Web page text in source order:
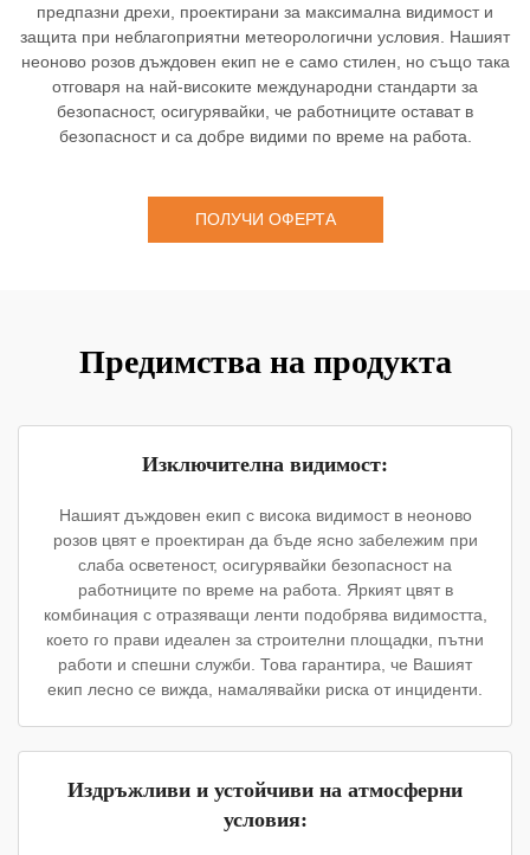
предпазни дрехи, проектирани за максимална видимост и
защита при неблагоприятни метеорологични условия. Нашият
неоново розов дъждовен екип не е само стилен, но също така
отговаря на най-високите международни стандарти за
безопасност, осигурявайки, че работниците остават в
безопасност и са добре видими по време на работа.
ПОЛУЧИ ОФЕРТА
Предимства на продукта
Изключителна видимост:
Нашият дъждовен екип с висока видимост в неоново
розов цвят е проектиран да бъде ясно забележим при
слаба осветеност, осигурявайки безопасност на
работниците по време на работа. Яркият цвят в
комбинация с отразяващи ленти подобрява видимостта,
което го прави идеален за строителни площадки, пътни
работи и спешни служби. Това гарантира, че Вашият
екип лесно се вижда, намалявайки риска от инциденти.
Издръжливи и устойчиви на атмосферни
условия: